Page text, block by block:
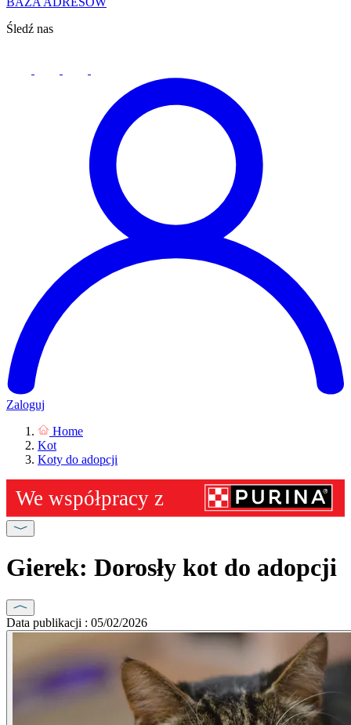
Śledź nas
Zaloguj
Home
Kot
Koty do adopcji
Gierek: Dorosły kot do adopcji
Data publikacji : 05/02/2026